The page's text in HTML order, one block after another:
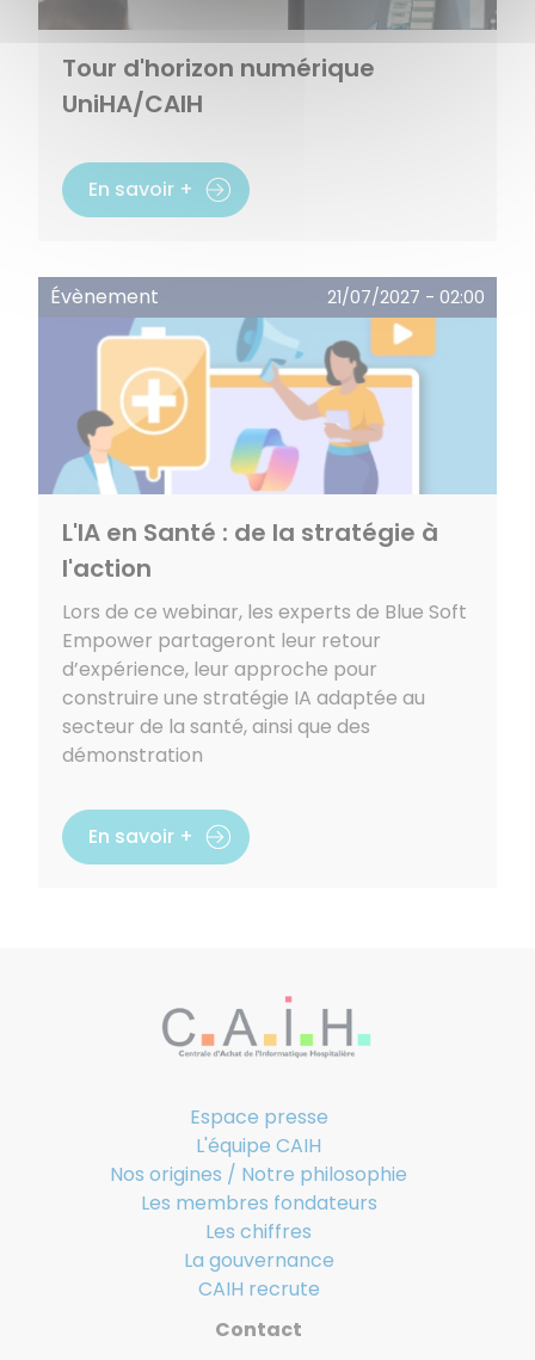
Tour d'horizon numérique
UniHA/CAIH
En savoir +
Évènement 21/07/2027 - 02:00
L'IA en Santé : de la stratégie à
l'action
Lors de ce webinar, les experts de Blue Soft
Empower partageront leur retour
d’expérience, leur approche pour
construire une stratégie IA adaptée au
secteur de la santé, ainsi que des
démonstration
En savoir +
Espace presse
L'équipe CAIH
Nos origines / Notre philosophie
Les membres fondateurs
Les chiffres
La gouvernance
CAIH recrute
Contact